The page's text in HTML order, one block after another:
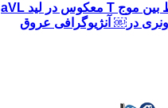
ارتباط بین موج T معکوس در لید aVL
در￼ آنژیوگرافی عروق